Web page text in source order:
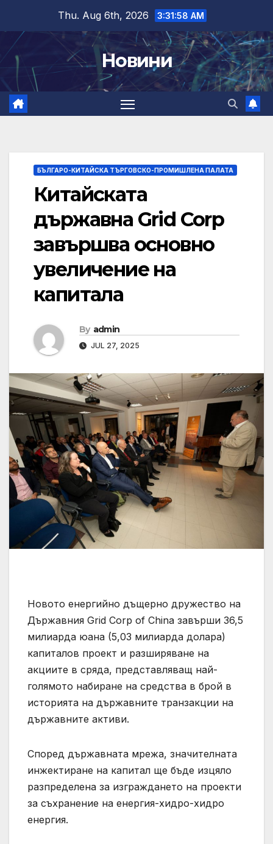
content
Thu. Aug 6th, 2026 3:31:59 AM
Новини
БЪЛГАРО-КИТАЙСКА ТЪРГОВСКО-ПРОМИШЛЕНА ПАЛАТА
Китайската
държавна Grid Corp
завършва основно
увеличение на
капитала
By admin
JUL 27, 2025
Новото енергийно дъщерно дружество на
Държавния Grid Corp of China завърши 36,5
милиарда юана (5,03 милиарда долара)
капиталов проект и разширяване на
акциите в сряда, представляващ най-
голямото набиране на средства в брой в
историята на държавните транзакции на
държавните активи.
Според държавната мрежа, значителната
инжектиране на капитал ще бъде изцяло
разпределена за изграждането на проекти
за съхранение на енергия-хидро-хидро
енергия.